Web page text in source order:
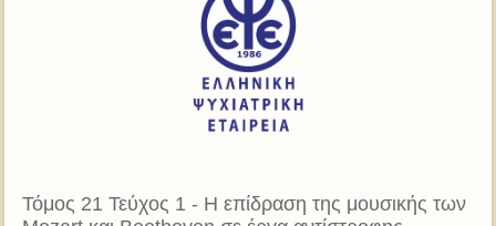
Τόμος 21 Τεύχος 1 - Η επίδραση της μουσικής των